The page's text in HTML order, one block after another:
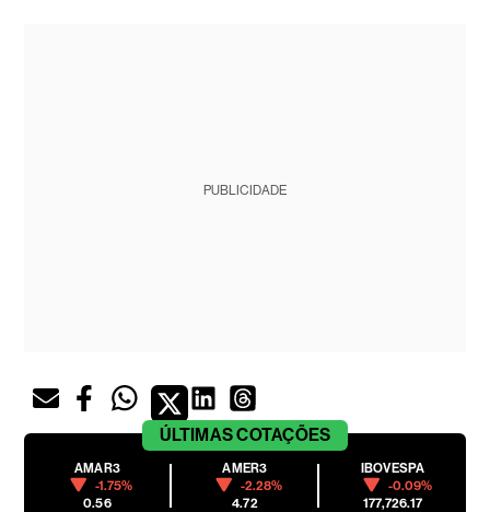
PUBLICIDADE
ÚLTIMASCOTAÇÕES
AMAR3
-1.75%
0.56
AMER3
-2.28%
4.72
IBOVESPA
-0.09%
177,726.17